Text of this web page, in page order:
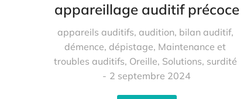
appareillage auditif précoce
appareils auditifs, audition, bilan auditif,
démence, dépistage, Maintenance et
troubles auditifs, Oreille, Solutions, surdité
2 septembre 2024